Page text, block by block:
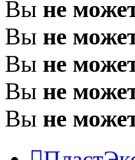
Вы не
Вы не
Вы не
Вы не
Вы не